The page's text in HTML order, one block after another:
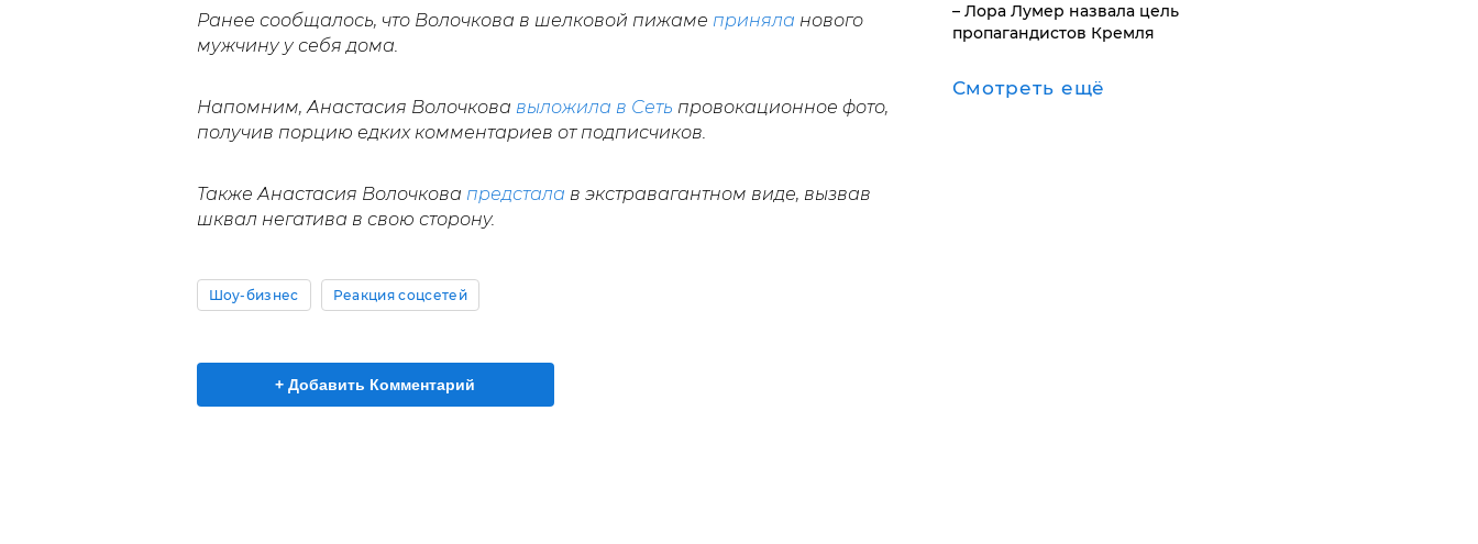
Ранее сообщалось, что Волочкова в шелковой пижаме приняла нового
мужчину у себя дома.
Напомним, Анастасия Волочкова выложила в Сеть провокационное фото,
получив порцию едких комментариев от подписчиков.
Также Анастасия Волочкова предстала в экстравагантном виде, вызвав
шквал негатива в свою сторону.
Шоу-бизнес Реакция соцсетей
+ Добавить Комментарий
– Лора Лумер назвала цель
пропагандистов Кремля
Смотреть ещё